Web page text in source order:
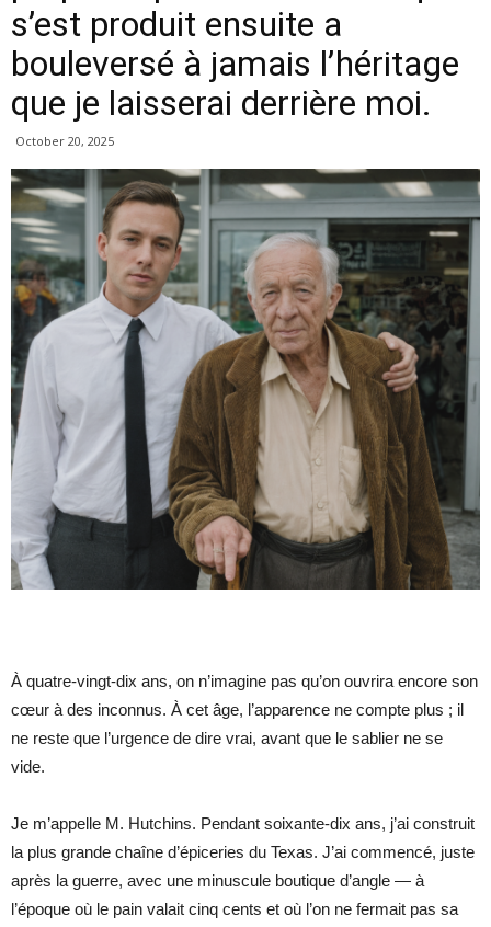
s’est produit ensuite a
bouleversé à jamais l’héritage
que je laisserai derrière moi.
October 20, 2025
À quatre-vingt-dix ans, on n’imagine pas qu’on ouvrira encore son
cœur à des inconnus. À cet âge, l’apparence ne compte plus ; il
ne reste que l’urgence de dire vrai, avant que le sablier ne se
vide.
Je m’appelle M. Hutchins. Pendant soixante-dix ans, j’ai construit
la plus grande chaîne d’épiceries du Texas. J’ai commencé, juste
après la guerre, avec une minuscule boutique d’angle — à
l’époque où le pain valait cinq cents et où l’on ne fermait pas sa